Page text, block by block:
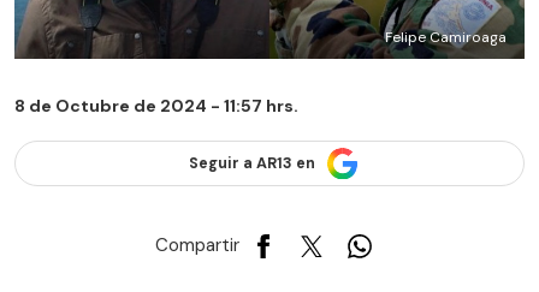
Felipe Camiroaga
8 de Octubre de 2024 - 11:57 hrs.
Seguir a AR13 en
Compartir